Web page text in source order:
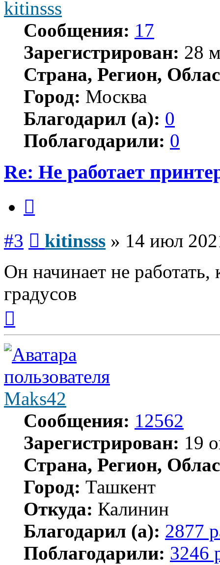
kitinsss
Сообщения: 17
Зарегистрирован: 28
Страна, Регион,
Город: Москва
Благодарил (а): 0
Поблагодарили: 0
Re: Не работает
#3 kitinsss » 14 июл
Он начинает не
градусов
началу
Maks42
Сообщения: 12562
Зарегистрирован: 19
Страна, Регион,
Город: Ташкент
Откуда: Калинин
Благодарил (а): 2877
Поблагодарили: 3246